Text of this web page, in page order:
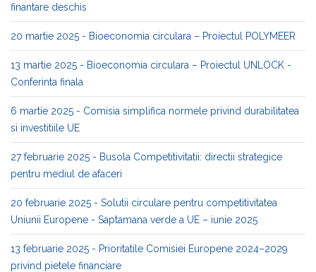
finantare deschis
20 martie 2025 - Bioeconomia circulara – Proiectul POLYMEER
13 martie 2025 - Bioeconomia circulara – Proiectul UNLOCK -
Conferinta finala
6 martie 2025 - Comisia simplifica normele privind durabilitatea
si investitiile UE
27 februarie 2025 - Busola Competitivitatii: directii strategice
pentru mediul de afaceri
20 februarie 2025 - Solutii circulare pentru competitivitatea
Uniunii Europene - Saptamana verde a UE – iunie 2025
13 februarie 2025 - Prioritatile Comisiei Europene 2024–2029
privind pietele financiare